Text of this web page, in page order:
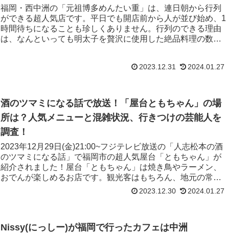
福岡・西中洲の「元祖博多めんたい重」は、連日朝から行列
ができる超人気店です。平日でも開店前から人が並び始め、1
時間待ちになることも珍しくありません。行列のできる理由
は、なんといっても明太子を贅沢に使用した絶品料理の数々
2023.12.31 2024.01.27
酒のツマミになる話で放送！「屋台ともちゃん」の場
所は？人気メニューと混雑状況、行きつけの芸能人を
調査！
2023年12月29日(金)21:00~フジテレビ放送の「人志松本の酒
のツマミになる話」で福岡市の超人気屋台「ともちゃん」が
紹介されました！屋台「ともちゃん」は焼き鳥やラーメン、
おでんが楽しめるお店です。観光客はもちろん、地元の常連
客も多く、連日大行列となっています。2023.12.30 2024.01.27
Nissy(にっしー)が福岡で行ったカフェは中洲